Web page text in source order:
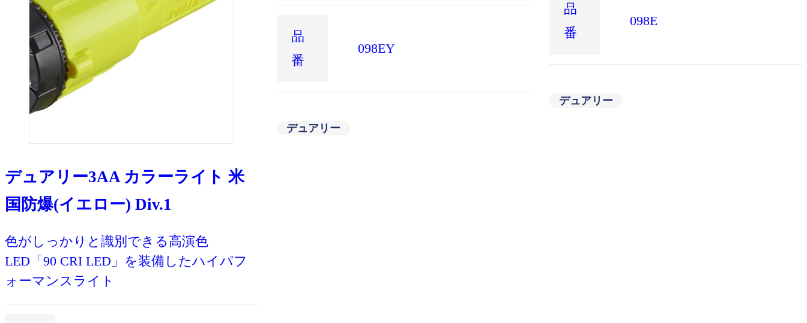
デュアリー3AA カラーライト 米
国防爆(イエロー) Div.1
色がしっかりと識別できる高演色
LED「90 CRI LED」を装備したハイパフ
ォーマンスライト
品
番
098EY
デュアリー
品
番
098E
デュアリー